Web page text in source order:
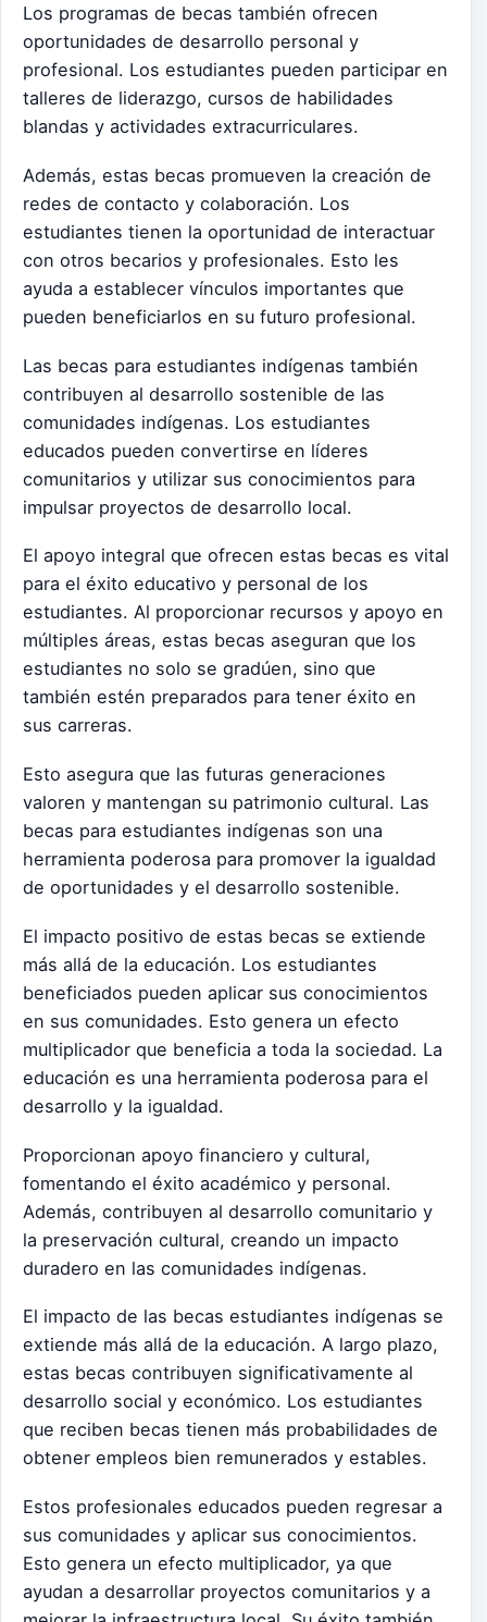
Los programas de becas también ofrecen
oportunidades de desarrollo personal y
profesional. Los estudiantes pueden participar en
talleres de liderazgo, cursos de habilidades
blandas y actividades extracurriculares.
Además, estas becas promueven la creación de
redes de contacto y colaboración. Los
estudiantes tienen la oportunidad de interactuar
con otros becarios y profesionales. Esto les
ayuda a establecer vínculos importantes que
pueden beneficiarlos en su futuro profesional.
Las becas para estudiantes indígenas también
contribuyen al desarrollo sostenible de las
comunidades indígenas. Los estudiantes
educados pueden convertirse en líderes
comunitarios y utilizar sus conocimientos para
impulsar proyectos de desarrollo local.
El apoyo integral que ofrecen estas becas es vital
para el éxito educativo y personal de los
estudiantes. Al proporcionar recursos y apoyo en
múltiples áreas, estas becas aseguran que los
estudiantes no solo se gradúen, sino que
también estén preparados para tener éxito en
sus carreras.
Esto asegura que las futuras generaciones
valoren y mantengan su patrimonio cultural. Las
becas para estudiantes indígenas son una
herramienta poderosa para promover la igualdad
de oportunidades y el desarrollo sostenible.
El impacto positivo de estas becas se extiende
más allá de la educación. Los estudiantes
beneficiados pueden aplicar sus conocimientos
en sus comunidades. Esto genera un efecto
multiplicador que beneficia a toda la sociedad. La
educación es una herramienta poderosa para el
desarrollo y la igualdad.
Proporcionan apoyo financiero y cultural,
fomentando el éxito académico y personal.
Además, contribuyen al desarrollo comunitario y
la preservación cultural, creando un impacto
duradero en las comunidades indígenas.
El impacto de las becas estudiantes indígenas se
extiende más allá de la educación. A largo plazo,
estas becas contribuyen significativamente al
desarrollo social y económico. Los estudiantes
que reciben becas tienen más probabilidades de
obtener empleos bien remunerados y estables.
Estos profesionales educados pueden regresar a
sus comunidades y aplicar sus conocimientos.
Esto genera un efecto multiplicador, ya que
ayudan a desarrollar proyectos comunitarios y a